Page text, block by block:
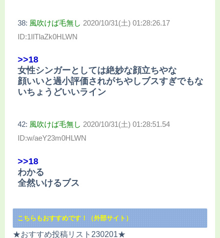
38: 風吹けば毛無し 2020/10/31(土) 01:28:26.17
ID:1IlTlaZk0HLWN
>>18
女性シンガーとしては絶妙な顔立ちやな
顔いいと過小評価されがちやしブスすぎでもな
いちょうどいいライン
42: 風吹けば毛無し 2020/10/31(土) 01:28:51.54
ID:w/aeY23m0HLWN
>>18
わかる
全然いけるブス
こちらもおすすめです！（外部サイト）
★おすすめ投稿リスト230201★